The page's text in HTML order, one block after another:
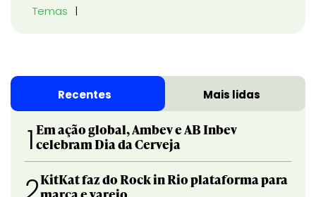
Temas
Recentes Mais lidas
1 Em ação global, Ambev e AB Inbev
celebram Dia da Cerveja
KitKat faz do Rock in Rio plataforma para